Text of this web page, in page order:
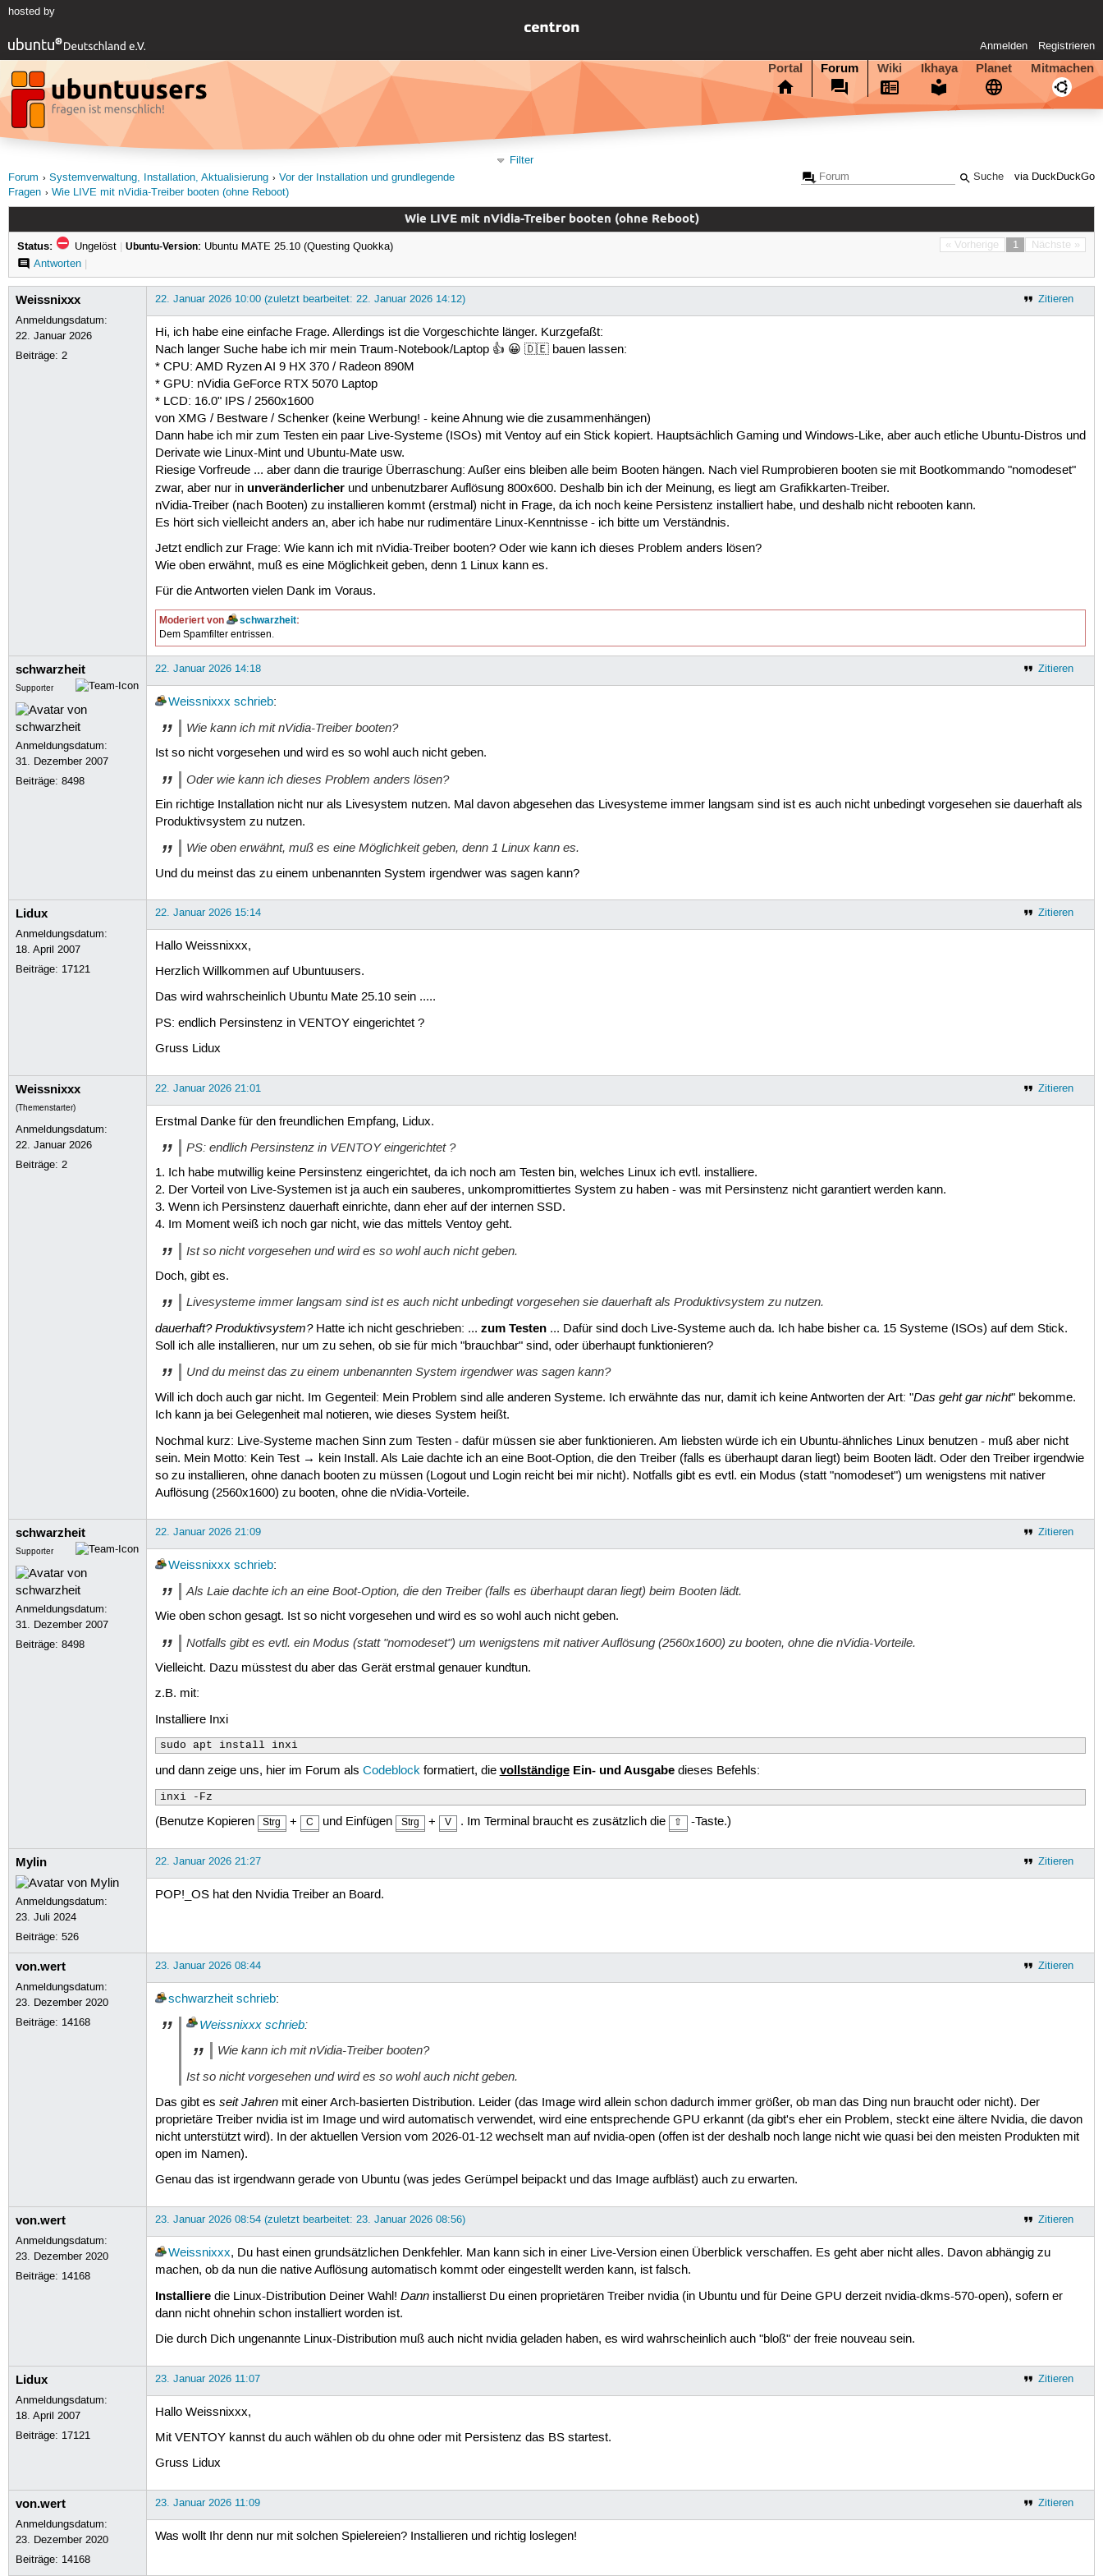
hosted by
Anmelden Registrieren
Portal Forum Wiki Ikhaya Planet Mitmachen
via DuckDuckGo
Filter
Forum
Systemverwaltung, Installation, Aktualisierung
Vor der Installation und grundlegende
Fragen
Wie LIVE mit nVidia-Treiber booten (ohne Reboot)
Wie LIVE mit nVidia-Treiber booten (ohne Reboot)
« Vorherige 1 Nächste »
Status: Ungelöst | Ubuntu-Version: Ubuntu MATE 25.10 (Questing Quokka)
Antworten|
Weissnixxx
Anmeldungsdatum:
22. Januar 2026
Beiträge:2
Zitieren
22. Januar 2026 10:00 (zuletzt bearbeitet: 22. Januar 2026 14:12)
Hi, ich habe eine einfache Frage. Allerdings ist die Vorgeschichte länger. Kurzgefaßt:
Nach langer Suche habe ich mir mein Traum-Notebook/Laptop 👍 😀 🇩🇪 bauen lassen:
* CPU: AMD Ryzen AI 9 HX 370 / Radeon 890M
* GPU: nVidia GeForce RTX 5070 Laptop
* LCD: 16.0" IPS / 2560x1600
von XMG / Bestware / Schenker (keine Werbung! - keine Ahnung wie die zusammenhängen)
Dann habe ich mir zum Testen ein paar Live-Systeme (ISOs) mit Ventoy auf ein Stick kopiert. Hauptsächlich Gaming und Windows-Like, aber auch etliche Ubuntu-Distros und
Derivate wie Linux-Mint und Ubuntu-Mate usw.
Riesige Vorfreude ... aber dann die traurige Überraschung: Außer eins bleiben alle beim Booten hängen. Nach viel Rumprobieren booten sie mit Bootkommando "nomodeset"
zwar, aber nur in unveränderlicherund unbenutzbarer Auflösung 800x600. Deshalb bin ich der Meinung, es liegt am Grafikkarten-Treiber.
nVidia-Treiber (nach Booten) zu installieren kommt (erstmal) nicht in Frage, da ich noch keine Persistenz installiert habe, und deshalb nicht rebooten kann.
Es hört sich vielleicht anders an, aber ich habe nur rudimentäre Linux-Kenntnisse - ich bitte um Verständnis.
Jetzt endlich zur Frage: Wie kann ich mit nVidia-Treiber booten? Oder wie kann ich dieses Problem anders lösen?
Wie oben erwähnt, muß es eine Möglichkeit geben, denn 1 Linux kann es.
Für die Antworten vielen Dank im Voraus.
Moderiert von schwarzheit:
Dem Spamfilter entrissen.
schwarzheit
Supporter
Anmeldungsdatum:
31. Dezember 2007
Beiträge:8498
Zitieren
22. Januar 2026 14:18
Weissnixxx schrieb:
Wie kann ich mit nVidia-Treiber booten?
Ist so nicht vorgesehen und wird es so wohl auch nicht geben.
Oder wie kann ich dieses Problem anders lösen?
Ein richtige Installation nicht nur als Livesystem nutzen. Mal davon abgesehen das Livesysteme immer langsam sind ist es auch nicht unbedingt vorgesehen sie dauerhaft als
Produktivsystem zu nutzen.
Wie oben erwähnt, muß es eine Möglichkeit geben, denn 1 Linux kann es.
Und du meinst das zu einem unbenannten System irgendwer was sagen kann?
Lidux
Anmeldungsdatum:
18. April 2007
Beiträge: 17121
Zitieren
22. Januar 2026 15:14
Hallo Weissnixxx,
Herzlich Willkommen auf Ubuntuusers.
Das wird wahrscheinlich Ubuntu Mate 25.10 sein .....
PS: endlich Persinstenz in VENTOY eingerichtet ?
Gruss Lidux
Weissnixxx
(Themenstarter)
Anmeldungsdatum:
22. Januar 2026
Beiträge:2
Zitieren
22. Januar 2026 21:01
Erstmal Danke für den freundlichen Empfang, Lidux.
PS: endlich Persinstenz in VENTOY eingerichtet ?
1. Ich habe mutwillig keine Persinstenz eingerichtet, da ich noch am Testen bin, welches Linux ich evtl. installiere.
2. Der Vorteil von Live-Systemen ist ja auch ein sauberes, unkompromittiertes System zu haben - was mit Persinstenz nicht garantiert werden kann.
3. Wenn ich Persinstenz dauerhaft einrichte, dann eher auf der internen SSD.
4. Im Moment weiß ich noch gar nicht, wie das mittels Ventoy geht.
Ist so nicht vorgesehen und wird es so wohl auch nicht geben.
Doch, gibt es.
Livesysteme immer langsam sind ist es auch nicht unbedingt vorgesehen sie dauerhaft als Produktivsystem zu nutzen.
dauerhaft? Produktivsystem?Hatte ich nicht geschrieben: ... zum Testen... Dafür sind doch Live-Systeme auch da. Ich habe bisher ca. 15 Systeme (ISOs) auf dem Stick.
Soll ich alle installieren, nur um zu sehen, ob sie für mich "brauchbar" sind, oder überhaupt funktionieren?
Und du meinst das zu einem unbenannten System irgendwer was sagen kann?
Will ich doch auch gar nicht. Im Gegenteil: Mein Problem sind alle anderen Systeme. Ich erwähnte das nur, damit ich keine Antworten der Art: "Das geht gar nicht" bekomme.
Ich kann ja bei Gelegenheit mal notieren, wie dieses System heißt.
Nochmal kurz: Live-Systeme machen Sinn zum Testen - dafür müssen sie aber funktionieren. Am liebsten würde ich ein Ubuntu-ähnliches Linux benutzen - muß aber nicht
sein. Mein Motto: Kein Test → kein Install. Als Laie dachte ich an eine Boot-Option, die den Treiber (falls es überhaupt daran liegt) beim Booten lädt. Oder den Treiber irgendwie
so zu installieren, ohne danach booten zu müssen (Logout und Login reicht bei mir nicht). Notfalls gibt es evtl. ein Modus (statt "nomodeset") um wenigstens mit nativer
Auflösung (2560x1600) zu booten, ohne die nVidia-Vorteile.
schwarzheit
Supporter
Anmeldungsdatum:
31. Dezember 2007
Beiträge:8498
Zitieren
22. Januar 2026 21:09
Weissnixxx schrieb:
Als Laie dachte ich an eine Boot-Option, die den Treiber (falls es überhaupt daran liegt) beim Booten lädt.
Wie oben schon gesagt. Ist so nicht vorgesehen und wird es so wohl auch nicht geben.
Notfalls gibt es evtl. ein Modus (statt "nomodeset") um wenigstens mit nativer Auflösung (2560x1600) zu booten, ohne die nVidia-Vorteile.
Vielleicht. Dazu müsstest du aber das Gerät erstmal genauer kundtun.
z.B. mit:
Installiere Inxi
sudo apt install inxi
und dann zeige uns, hier im Forum als Codeblockformatiert, die vollständigeEin- und Ausgabedieses Befehls:
inxi -Fz
(Benutze Kopieren Strg + C und Einfügen Strg + V . Im Terminal braucht es zusätzlich die ⇧ -Taste.)
Mylin
Anmeldungsdatum:
23. Juli 2024
Beiträge:526
Zitieren
22. Januar 2026 21:27
POP!_OS hat den Nvidia Treiber an Board.
von.wert
Anmeldungsdatum:
23. Dezember 2020
Beiträge: 14168
Zitieren
23. Januar 2026 08:44
schwarzheit schrieb:
Weissnixxx schrieb:
Wie kann ich mit nVidia-Treiber booten?
Ist so nicht vorgesehen und wird es so wohl auch nicht geben.
Das gibt es seit Jahrenmit einer Arch-basierten Distribution. Leider (das Image wird allein schon dadurch immer größer, ob man das Ding nun braucht oder nicht). Der
proprietäre Treiber nvidia ist im Image und wird automatisch verwendet, wird eine entsprechende GPU erkannt (da gibt's eher ein Problem, steckt eine ältere Nvidia, die davon
nicht unterstützt wird). In der aktuellen Version vom 2026-01-12 wechselt man auf nvidia-open (offen ist der deshalb noch lange nicht wie quasi bei den meisten Produkten mit
open im Namen).
Genau das ist irgendwann gerade von Ubuntu (was jedes Gerümpel beipackt und das Image aufbläst) auch zu erwarten.
von.wert
Anmeldungsdatum:
23. Dezember 2020
Beiträge: 14168
Zitieren
23. Januar 2026 08:54 (zuletzt bearbeitet: 23. Januar 2026 08:56)
Weissnixxx, Du hast einen grundsätzlichen Denkfehler. Man kann sich in einer Live-Version einen Überblick verschaffen. Es geht aber nicht alles. Davon abhängig zu
machen, ob da nun die native Auflösung automatisch kommt oder eingestellt werden kann, ist falsch.
Installieredie Linux-Distribution Deiner Wahl! Danninstallierst Du einen proprietären Treiber nvidia (in Ubuntu und für Deine GPU derzeit nvidia-dkms-570-open), sofern er
dann nicht ohnehin schon installiert worden ist.
Die durch Dich ungenannte Linux-Distribution muß auch nicht nvidia geladen haben, es wird wahrscheinlich auch "bloß" der freie nouveau sein.
Lidux
Anmeldungsdatum:
18. April 2007
Beiträge: 17121
Zitieren
23. Januar 2026 11:07
Hallo Weissnixxx,
Mit VENTOY kannst du auch wählen ob du ohne oder mit Persistenz das BS startest.
Gruss Lidux
von.wert
Anmeldungsdatum:
23. Dezember 2020
Beiträge: 14168
Zitieren
23. Januar 2026 11:09
Was wollt Ihr denn nur mit solchen Spielereien? Installieren und richtig loslegen!